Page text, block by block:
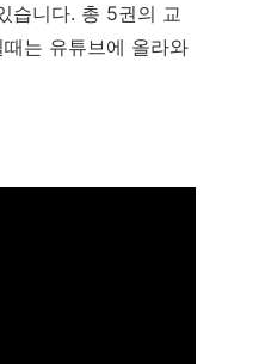
습니다. 총 5권의 교
는 유튜브에 올라와